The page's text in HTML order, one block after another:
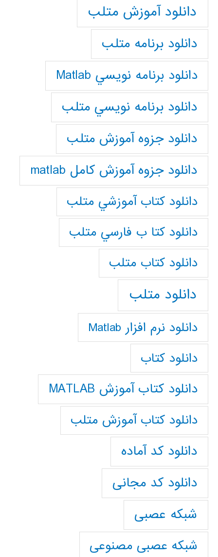
دانلود آموزش متلب
دانلود برنامه متلب
دانلود برنامه نويسي Matlab
دانلود برنامه نويسي متلب
دانلود جزوه آموزش متلب
دانلود جزوه آموزش کامل matlab
دانلود كتاب آموزشي متلب
دانلود كتا ب فارسي متلب
دانلود كتاب متلب
دانلود متلب
دانلود نرم افزار Matlab
دانلود کتاب
دانلود کتاب آموزش MATLAB
دانلود کتاب آموزش متلب
دانلود کد آماده
دانلود کد مجانی
شبکه عصبی
شبکه عصبی مصنوعی